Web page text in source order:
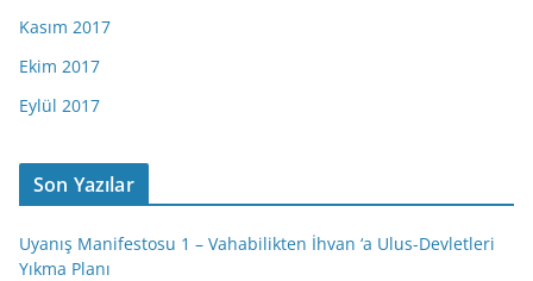
Kasım 2017
Ekim 2017
Eylül 2017
Son Yazılar
Uyanış Manifestosu 1 – Vahabilikten İhvan ‘a Ulus-Devletleri
Yıkma Planı